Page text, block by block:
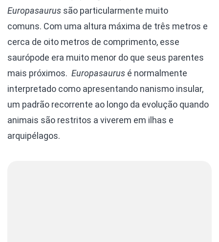
Europasaurus são particularmente muito
comuns. Com uma altura máxima de três metros e
cerca de oito metros de comprimento, esse
saurópode era muito menor do que seus parentes
mais próximos. Europasaurus é normalmente
interpretado como apresentando nanismo insular,
um padrão recorrente ao longo da evolução quando
animais são restritos a viverem em ilhas e
arquipélagos.